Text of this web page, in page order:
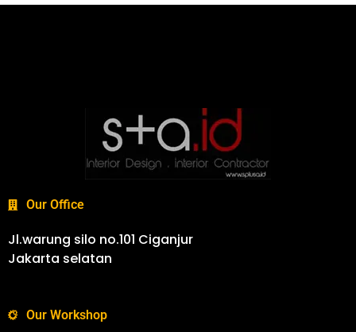
Our Office
Jl.warung silo no.101 Ciganjur
Jakarta selatan
Our Workshop